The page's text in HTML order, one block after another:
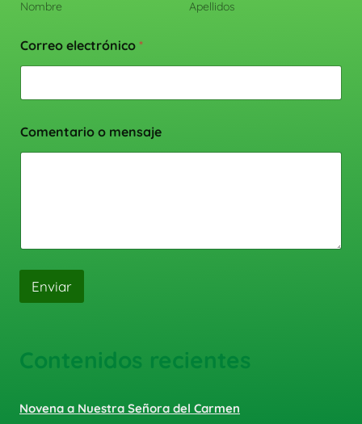
Nombre Apellidos
Correo electrónico *
Comentario o mensaje
Enviar
Contenidos recientes
Novena a Nuestra Señora del Carmen